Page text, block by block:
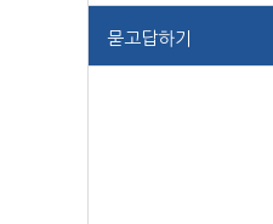
묻고답하기